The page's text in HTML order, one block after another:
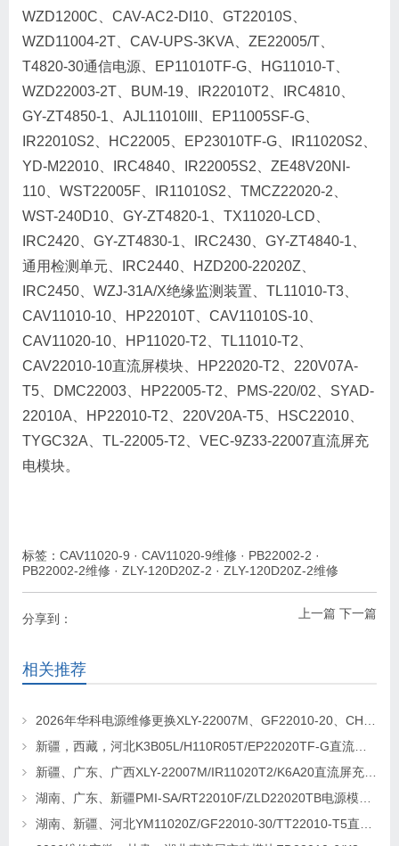
WZD1200C、CAV-AC2-DI10、GT22010S、
WZD11004-2T、CAV-UPS-3KVA、ZE22005/T、
T4820-30通信电源、EP11010TF-G、HG11010-T、
WZD22003-2T、BUM-19、IR22010T2、IRC4810、
GY-ZT4850-1、AJL11010III、EP11005SF-G、
IR22010S2、HC22005、EP23010TF-G、IR11020S2、
YD-M22010、IRC4840、IR22005S2、ZE48V20NI-
110、WST22005F、IR11010S2、TMCZ22020-2、
WST-240D10、GY-ZT4820-1、TX11020-LCD、
IRC2420、GY-ZT4830-1、IRC2430、GY-ZT4840-1、
通用检测单元、IRC2440、HZD200-22020Z、
IRC2450、WZJ-31A/X绝缘监测装置、TL11010-T3、
CAV11010-10、HP22010T、CAV11010S-10、
CAV11020-10、HP11020-T2、TL11010-T2、
CAV22010-10直流屏模块、HP22020-T2、220V07A-
T5、DMC22003、HP22005-T2、PMS-220/02、SYAD-
22010A、HP22010-T2、220V20A-T5、HSC22010、
TYGC32A、TL-22005-T2、VEC-9Z33-22007直流屏充
电模块。
标签： CAV11020-9 · CAV11020-9维修 · PB22002-2 ·
PB22002-2维修 · ZLY-120D20Z-2 · ZLY-120D20Z-2维修
上一篇 下一篇
分享到：
相关推荐